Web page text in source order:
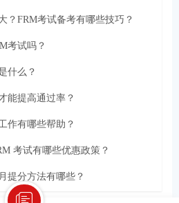
？FRM考试备考有哪些技巧？
考试吗？
什么？
能提高通过率？
作有哪些帮助？
考试有哪些优惠政策？
提分方法有哪些？